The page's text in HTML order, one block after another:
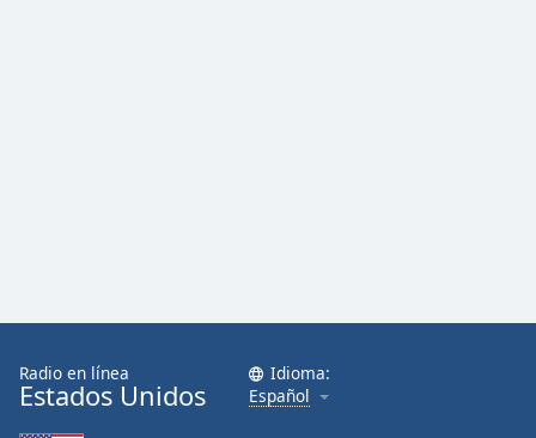
Radio en línea
Estados Unidos
Idioma:
Español